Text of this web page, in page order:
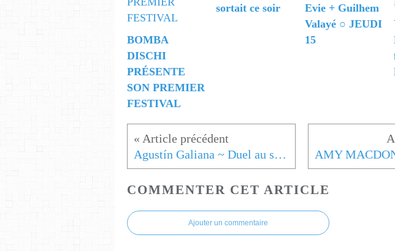
BOMBA
DISCHI
PRÉSENTE
SON PREMIER
FESTIVAL
sortait ce soir
Evie + Guilhem
Valayé ○ JEUDI
15
Agustín Galiana ~ Duel au soleil
COMMENTER CET ARTICLE
Ajouter un commentaire